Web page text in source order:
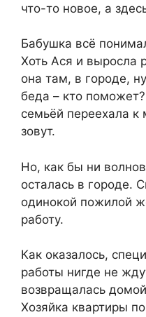
что-то новое, а
Бабушка всё
Хоть Ася и выросла
она там, в городе,
беда – кто
семьёй переехала
зовут.
Но, как бы ни
осталась в городе.
одинокой пожилой
работу.
Как оказалось,
работы нигде не
возвращалась
Хозяйка квартиры